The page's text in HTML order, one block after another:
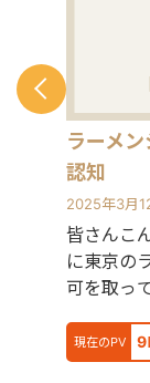
ラーメ
認知
2025年3月
現在のPV 9
皆さんこ
に東京の
可を取っ